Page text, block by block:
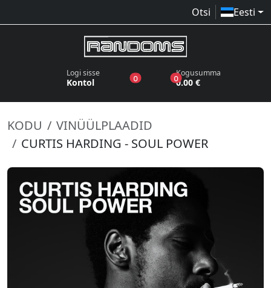
Otsi Eesti
Logi sisse
Kontol 0toodet sooviloendis
0toodet ostukorvis
Kogusumma
0.00 €
KODU
VINÜÜLPLAADID
CURTIS HARDING - SOUL POWER